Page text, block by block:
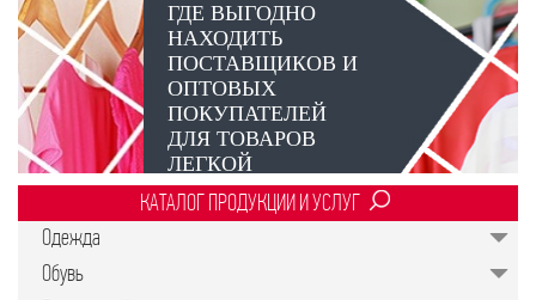
ГДЕ ВЫГОДНО
НАХОДИТЬ
ПОСТАВЩИКОВ И
ОПТОВЫХ
ПОКУПАТЕЛЕЙ
ДЛЯ ТОВАРОВ
ЛЕГКОЙ
ПРОМЫШЛЕННОСТИ?
Век онлайн-коммуникаций
КАТАЛОГ ПРОДУКЦИИ И УСЛУГ
Одежда
Обувь